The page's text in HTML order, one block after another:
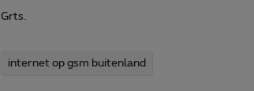
Grts.
internet op gsm buitenland